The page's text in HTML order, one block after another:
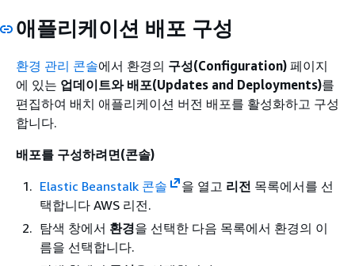
애플리케이션 배포 구성
환경 관리 콘솔에서 환경의 구성(Configuration) 페이지
에 있는 업데이트와 배포(Updates and Deployments)를
편집하여 배치 애플리케이션 버전 배포를 활성화하고 구성
합니다.
배포를 구성하려면(콘솔)
Elastic Beanstalk 콘솔
을 열고 리전 목록에서를 선
택합니다 AWS 리전.
탐색 창에서 환경을 선택한 다음 목록에서 환경의 이
름을 선택합니다.